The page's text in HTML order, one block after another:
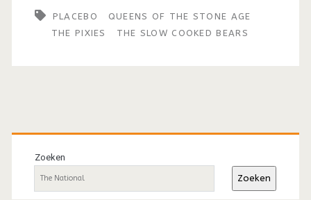
PLACEBO
QUEENS OF THE STONE AGE
THE PIXIES
THE SLOW COOKED BEARS
Primaire
sidebar
Zoeken
Zoeken